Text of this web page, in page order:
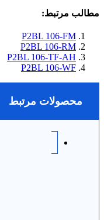
مطالب مرتبط:
P2BL 106-FM
P2BL 106-RM
P2BL 106-TF-AH
P2BL 106-WF
محصولات مرتبط